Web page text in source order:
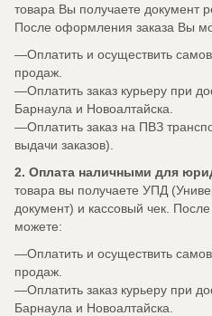
товара Вы получаете документ
После оформления заказа Вы
Оплатить и осуществить
продаж.
Оплатить заказ курьеру при
Барнаула и Новоалтайска.
Оплатить заказ на ПВЗ
выдачи заказов).
2. Оплата наличными для
товара вы получаете УПД
документ) и кассовый чек.
можете:
Оплатить и осуществить
продаж.
Оплатить заказ курьеру при
Барнаула и Новоалтайска.